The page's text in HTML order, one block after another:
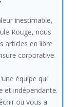
inestimable,
Rouge, nous
articles en libre
corporative.
équipe qui
et indépendante.
ou vous a